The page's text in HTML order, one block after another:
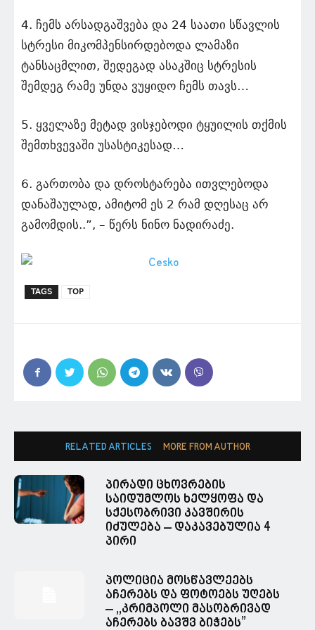
4. ჩემს არსადგაშვება და 24 საათი სწავლის
სტრესი მიკომპენსირდებოდა ლამაზი
ტანსაცმლით, შედეგად ასაკშიც სტრესის
შემდეგ რამე უნდა ვუყიდო ჩემს თავს…
5. ყველაზე მეტად ვისჯებოდი ტყუილის თქმის
შემთხვევაში უსასტიკესად…
6. გართობა და დროსტარება ითვლებოდა
დანაშაულად, ამიტომ ეს 2 რამ დღესაც არ
გამომდის..”, – წერს ნინო ნადირაძე.
TAGS TOP
RELATED ARTICLES MORE FROM AUTHOR
პირადი ცხოვრების
საიდუმლოს ხელყოფა და
სქესობრივი კავშირის
იძულება – დაკავებულია 4
პირი
პოლიცია მოსწავლეებს
აჩერებს და ფოტოებს უღებს
– ,,კრიმპოლი მასობრივად
აჩერებს ბავშვ ბიჭებს”